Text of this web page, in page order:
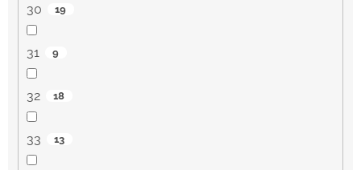
30 19
31 9
32 18
33 13